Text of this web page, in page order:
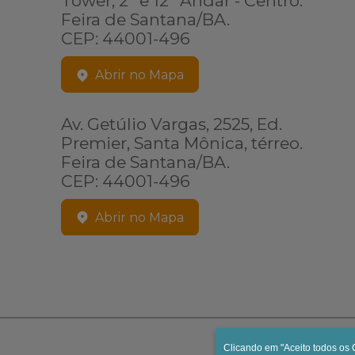
Feira de Santana/BA.
CEP: 44001-496
Abrir no Mapa
Av. Getúlio Vargas, 2525, Ed.
Premier, Santa Mônica, térreo.
Feira de Santana/BA.
CEP: 44001-496
Abrir no Mapa
Clicando em "Aceito todos os